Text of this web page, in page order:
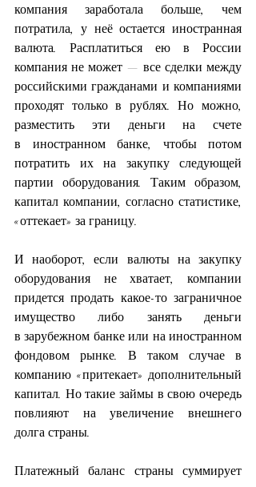
компания заработала больше, чем
потратила, у неё остается иностранная
валюта. Расплатиться ею в России
компания не может — все сделки между
российскими гражданами и компаниями
проходят только в рублях. Но можно,
разместить эти деньги на счете
в иностранном банке, чтобы потом
потратить их на закупку следующей
партии оборудования. Таким образом,
капитал компании, согласно статистике,
«оттекает» за границу.
И наоборот, если валюты на закупку
оборудования не хватает, компании
придется продать какое-то заграничное
имущество либо занять деньги
в зарубежном банке или на иностранном
фондовом рынке. В таком случае в
компанию «притекает» дополнительный
капитал. Но такие займы в свою очередь
повлияют на увеличение внешнего
долга страны.
Платежный баланс страны суммирует